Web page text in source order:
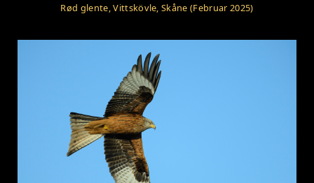
Rød glente, Vittskövle, Skåne (Februar 2025)